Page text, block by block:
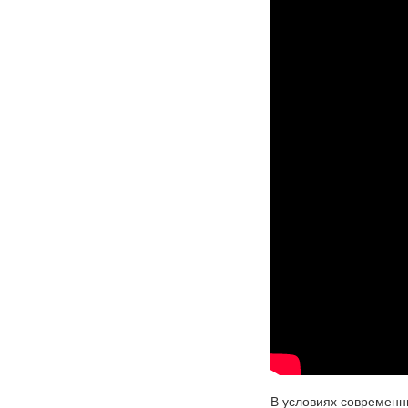
В условиях